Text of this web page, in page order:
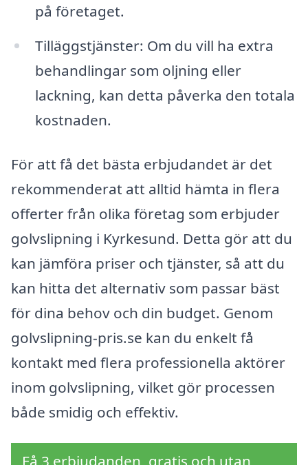
på företaget.
Tilläggstjänster: Om du vill ha extra
behandlingar som oljning eller
lackning, kan detta påverka den totala
kostnaden.
För att få det bästa erbjudandet är det
rekommenderat att alltid hämta in flera
offerter från olika företag som erbjuder
golvslipning i Kyrkesund. Detta gör att du
kan jämföra priser och tjänster, så att du
kan hitta det alternativ som passar bäst
för dina behov och din budget. Genom
golvslipning-pris.se kan du enkelt få
kontakt med flera professionella aktörer
inom golvslipning, vilket gör processen
både smidig och effektiv.
Få 3 erbjudanden, gratis och utan